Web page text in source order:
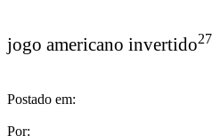
Deixe uma resposta